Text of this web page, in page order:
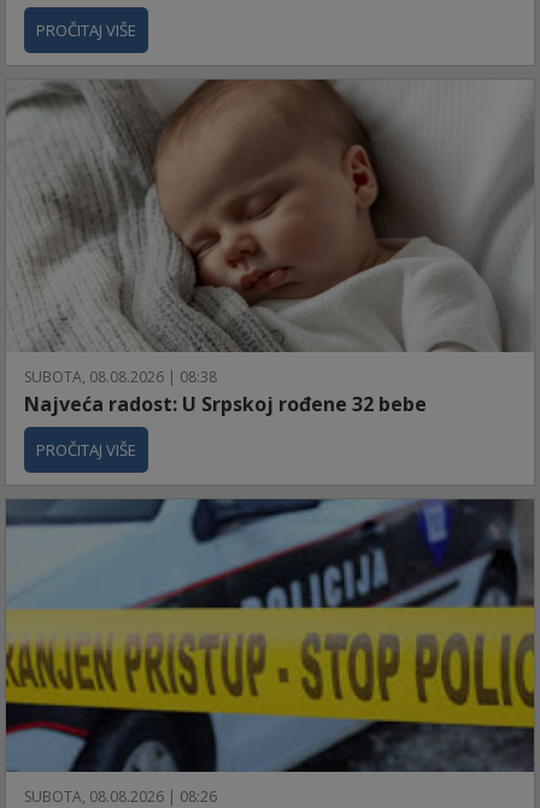
PROČITAJ VIŠE
SUBOTA, 08.08.2026 | 08:38
Najveća radost: U Srpskoj rođene 32 bebe
PROČITAJ VIŠE
SUBOTA, 08.08.2026 | 08:26